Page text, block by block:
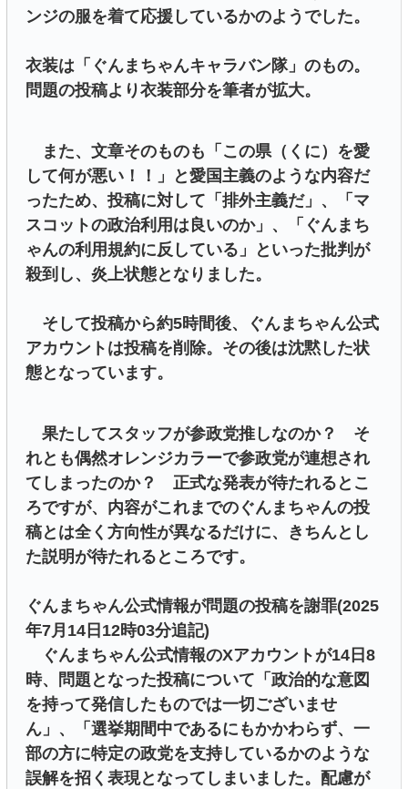
ンジの服を着て応援しているかのようでした。
衣装は「ぐんまちゃんキャラバン隊」のもの。
問題の投稿より衣装部分を筆者が拡大。
また、文章そのものも「この県（くに）を愛
して何が悪い！！」と愛国主義のような内容だ
ったため、投稿に対して「排外主義だ」、「マ
スコットの政治利用は良いのか」、「ぐんまち
ゃんの利用規約に反している」といった批判が
殺到し、炎上状態となりました。
そして投稿から約5時間後、ぐんまちゃん公式
アカウントは投稿を削除。その後は沈黙した状
態となっています。
果たしてスタッフが参政党推しなのか？ そ
れとも偶然オレンジカラーで参政党が連想され
てしまったのか？ 正式な発表が待たれるとこ
ろですが、内容がこれまでのぐんまちゃんの投
稿とは全く方向性が異なるだけに、きちんとし
た説明が待たれるところです。
ぐんまちゃん公式情報が問題の投稿を謝罪(2025
年7月14日12時03分追記)
ぐんまちゃん公式情報のXアカウントが14日8
時、問題となった投稿について「政治的な意図
を持って発信したものでは一切ございませ
ん」、「選挙期間中であるにもかかわらず、一
部の方に特定の政党を支持しているかのような
誤解を招く表現となってしまいました。配慮が